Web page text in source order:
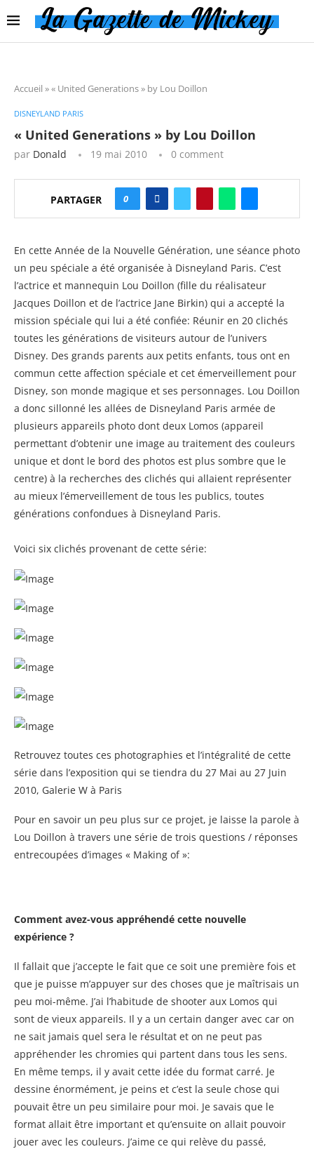
Accueil »« United Generations » by Lou Doillon
DISNEYLAND PARIS
« United Generations » by Lou Doillon
par Donald 19 mai 2010 0 comment
PARTAGER 0
En cette Année de la Nouvelle Génération, une séance photo
un peu spéciale a été organisée à Disneyland Paris. C’est
l’actrice et mannequin Lou Doillon (fille du réalisateur
Jacques Doillon et de l’actrice Jane Birkin) qui a accepté la
mission spéciale qui lui a été confiée: Réunir en 20 clichés
toutes les générations de visiteurs autour de l’univers
Disney. Des grands parents aux petits enfants, tous ont en
commun cette affection spéciale et cet émerveillement pour
Disney, son monde magique et ses personnages. Lou Doillon
a donc sillonné les allées de Disneyland Paris armée de
plusieurs appareils photo dont deux Lomos (appareil
permettant d’obtenir une image au traitement des couleurs
unique et dont le bord des photos est plus sombre que le
centre) à la recherches des clichés qui allaient représenter
au mieux l’émerveillement de tous les publics, toutes
générations confondues à Disneyland Paris.
Voici six clichés provenant de cette série:
Retrouvez toutes ces photographies et l’intégralité de cette
série dans l’exposition qui se tiendra du 27 Mai au 27 Juin
2010, Galerie W à Paris
Pour en savoir un peu plus sur ce projet, je laisse la parole à
Lou Doillon à travers une série de trois questions / réponses
entrecoupées d’images « Making of »:
Comment avez-vous appréhendé cette nouvelle
expérience ?
Il fallait que j’accepte le fait que ce soit une première fois et
que je puisse m’appuyer sur des choses que je maîtrisais un
peu moi-même. J’ai l’habitude de shooter aux Lomos qui
sont de vieux appareils. Il y a un certain danger avec car on
ne sait jamais quel sera le résultat et on ne peut pas
appréhender les chromies qui partent dans tous les sens.
En même temps, il y avait cette idée du format carré. Je
dessine énormément, je peins et c’est la seule chose qui
pouvait être un peu similaire pour moi. Je savais que le
format allait être important et qu’ensuite on allait pouvoir
jouer avec les couleurs. J’aime ce qui relève du passé,